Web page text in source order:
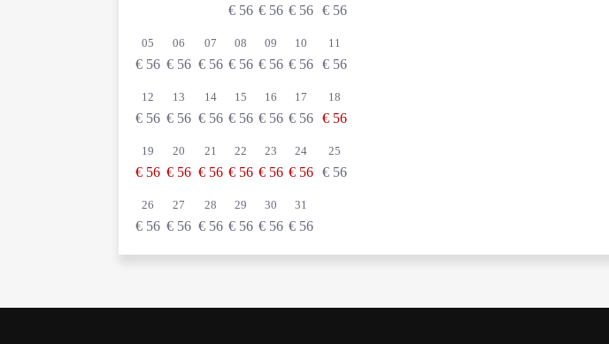
€ 56 € 56 € 56 € 56
05
€ 56
06
€ 56
07
€ 56
08
€ 56
09
€ 56
10
€ 56
11
€ 56
12
€ 56
13
€ 56
14
€ 56
15
€ 56
16
€ 56
17
€ 56
18
€ 56
19
€ 56
20
€ 56
21
€ 56
22
€ 56
23
€ 56
24
€ 56
25
€ 56
26
€ 56
27
€ 56
28
€ 56
29
€ 56
30
€ 56
31
€ 56